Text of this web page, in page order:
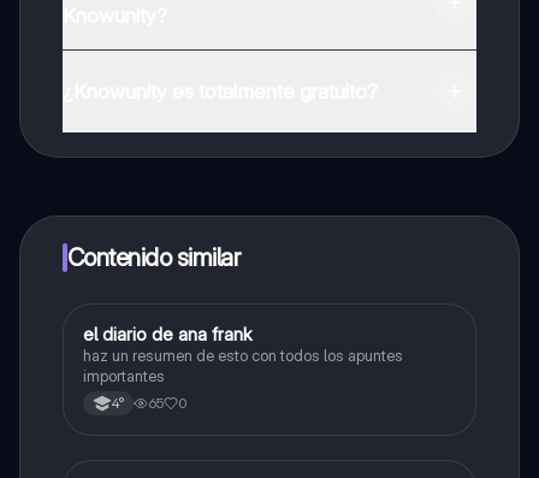
a determinadas funciones.
Contenido similar
Lengua
el diario de ana frank
haz un resumen de esto con todos los apuntes
importantes
4° 65 0